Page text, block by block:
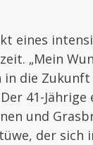
eines
„Mein
die Zukunft
41-Jährige
und
der sich